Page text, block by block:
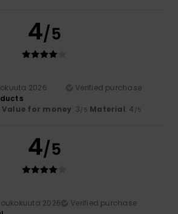
4/5
2026
Verified purchase
Value for money: 3/5 Material: 4 /5
4/5
2026
Verified purchase